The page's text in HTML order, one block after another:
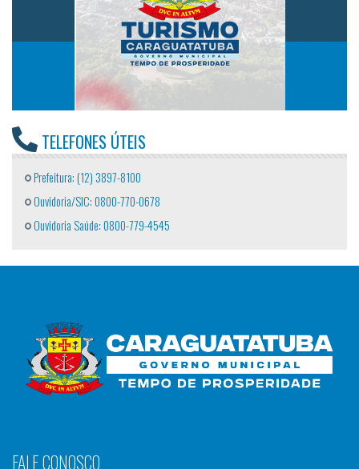
TELEFONES ÚTEIS
Prefeitura: (12) 3897-8100
Ouvidoria/SIC: 0800-770-0678
Ouvidoria Saúde: 0800-779-4545
FALE CONOSCO